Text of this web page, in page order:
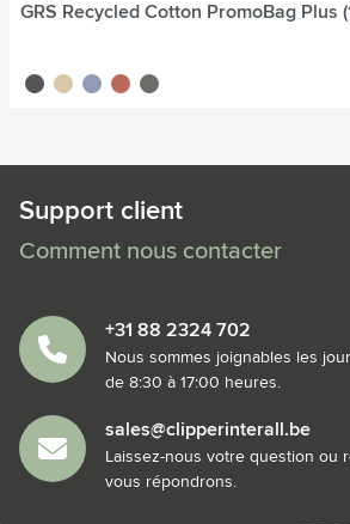
GRS Recycled Cotton PromoBag Plus
gris naturel
bleu rougegris foncé
Support client
Comment nous contacter
+31 88 2324 702
Nous sommes joignables les
de 8:30 à 17:00 heures.
sales@clipperinterall.be
Laissez-nous votre question ou
vous répondrons.